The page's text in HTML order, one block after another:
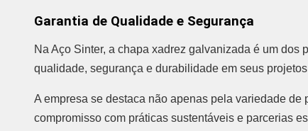
Garantia de Qualidade e Segurança
Na Aço Sinter, a chapa xadrez galvanizada é um
qualidade, segurança e durabilidade em seus
A empresa se destaca não apenas pela variedade de
compromisso com práticas sustentáveis e parcerias